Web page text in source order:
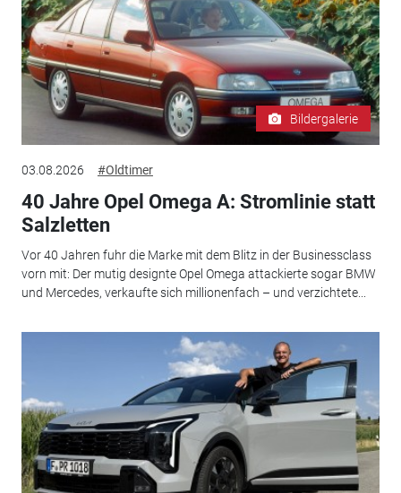
Bildergalerie
03.08.2026 #Oldtimer
40 Jahre Opel Omega A: Stromlinie statt
Salzletten
Vor 40 Jahren fuhr die Marke mit dem Blitz in der Businessclass
vorn mit: Der mutig designte Opel Omega attackierte sogar BMW
und Mercedes, verkaufte sich millionenfach – und verzichtete...